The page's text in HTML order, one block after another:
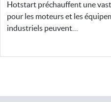
Hotstart préchauffent une
pour les moteurs et les
industriels peuvent…